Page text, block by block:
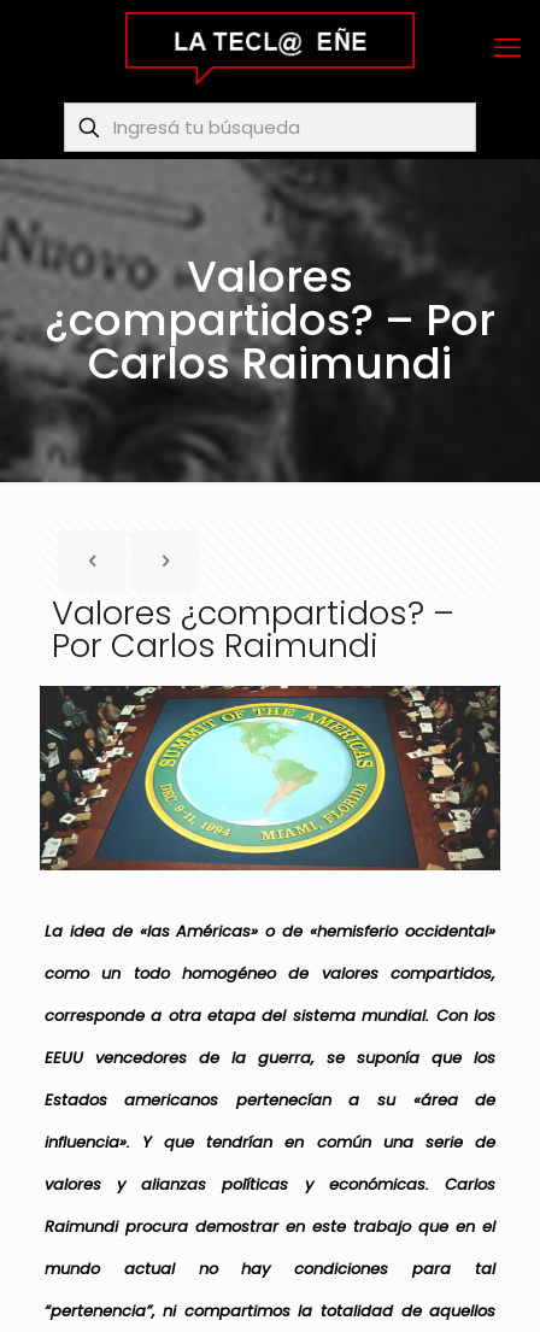
Valores
¿compartidos? – Por
Carlos Raimundi
Valores ¿compartidos? –
Por Carlos Raimundi
La idea de «las Américas» o de «hemisferio occidental»
como un todo homogéneo de valores compartidos,
corresponde a otra etapa del sistema mundial. Con los
EEUU vencedores de la guerra, se suponía que los
Estados americanos pertenecían a su «área de
influencia». Y que tendrían en común una serie de
valores y alianzas políticas y económicas. Carlos
Raimundi procura demostrar en este trabajo que en el
mundo actual no hay condiciones para tal
“pertenencia”, ni compartimos la totalidad de aquellos